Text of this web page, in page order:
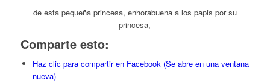
de esta pequeña princesa, enhorabuena a los papis por su
princesa,
Comparte esto:
Haz clic para compartir en Facebook (Se abre en una ventana
nueva)